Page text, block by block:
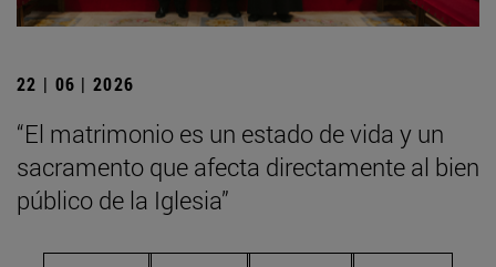
22 | 06 | 2026
“El matrimonio es un estado de vida y un
sacramento que afecta directamente al bien
público de la Iglesia”